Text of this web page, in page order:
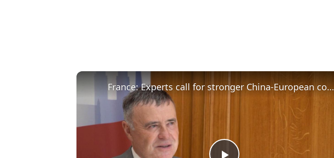
France: Experts call for stronger China-European cooperation in age of AI.